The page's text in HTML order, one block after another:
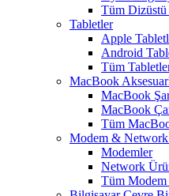
Tüm
Tabletler
Apple
Android
Tüm
MacBook
MacBook
MacBook
Tüm
Modem &
Modemler
Network
Tüm